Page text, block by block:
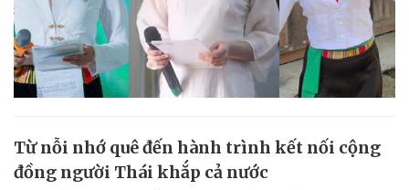
Từ nỗi nhớ quê đến hành trình kết nối cộng
đồng người Thái khắp cả nước